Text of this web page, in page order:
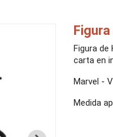
Figura
carta en
Marvel -
Medida